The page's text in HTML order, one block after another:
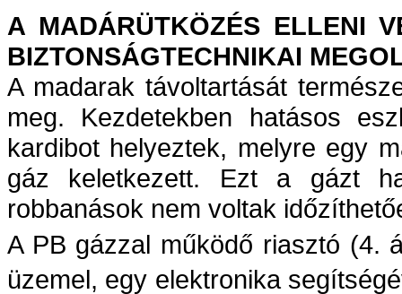
A MADÁRÜTKÖZÉS ELLENI
BIZTONSÁGTECHNIKAI
A madarak távoltartását
meg. Kezdetekben hatásos
kardibot helyeztek, melyre egy
gáz keletkezett. Ezt a gázt
robbanások nem voltak
A PB gázzal működő riasztó (4.
üzemel, egy elektronika